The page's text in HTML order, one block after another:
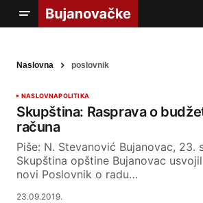
Naslovna poslovnik
NASLOVNAPOLITIKA
Skupština: Rasprava o
računa
Piše: N. Stevanović Bujanovac, 23.
Skupština opštine Bujanovac
novi Poslovnik o radu…
23.09.2019.